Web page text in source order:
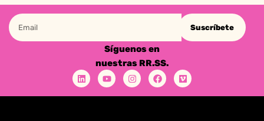
Suscríbete
Síguenos en
nuestras RR.SS.